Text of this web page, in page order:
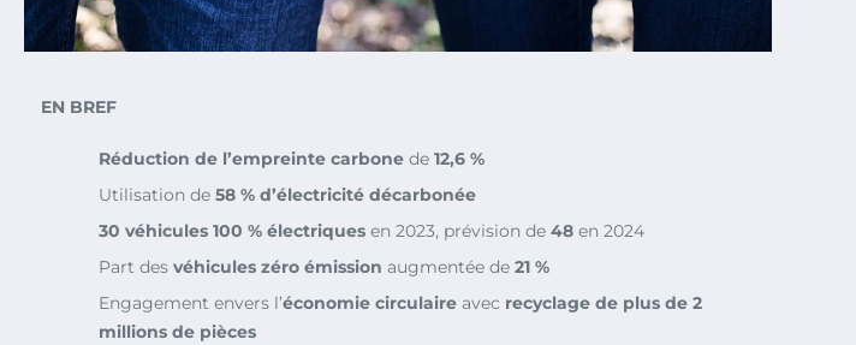
EN BREF
Réduction de l’empreinte carbone de 12,6 %
Utilisation de 58 % d’électricité décarbonée
30 véhicules 100 % électriques en 2023, prévision de 48 en 2024
Part des véhicules zéro émission augmentée de 21 %
Engagement envers l’économie circulaire avec recyclage de plus de 2
millions de pièces